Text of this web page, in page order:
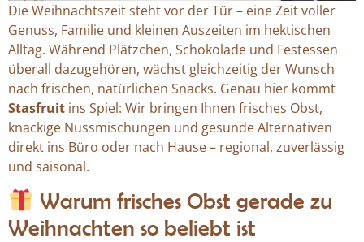
Die Weihnachtszeit steht vor der Tür – eine Zeit voller
Genuss, Familie und kleinen Auszeiten im hektischen
Alltag. Während Plätzchen, Schokolade und Festessen
überall dazugehören, wächst gleichzeitig der Wunsch
nach frischen, natürlichen Snacks. Genau hier kommt
Stasfruit ins Spiel: Wir bringen Ihnen frisches Obst,
knackige Nussmischungen und gesunde Alternativen
direkt ins Büro oder nach Hause – regional, zuverlässig
und saisonal.
Warum frisches Obst gerade zu
Weihnachten so beliebt ist